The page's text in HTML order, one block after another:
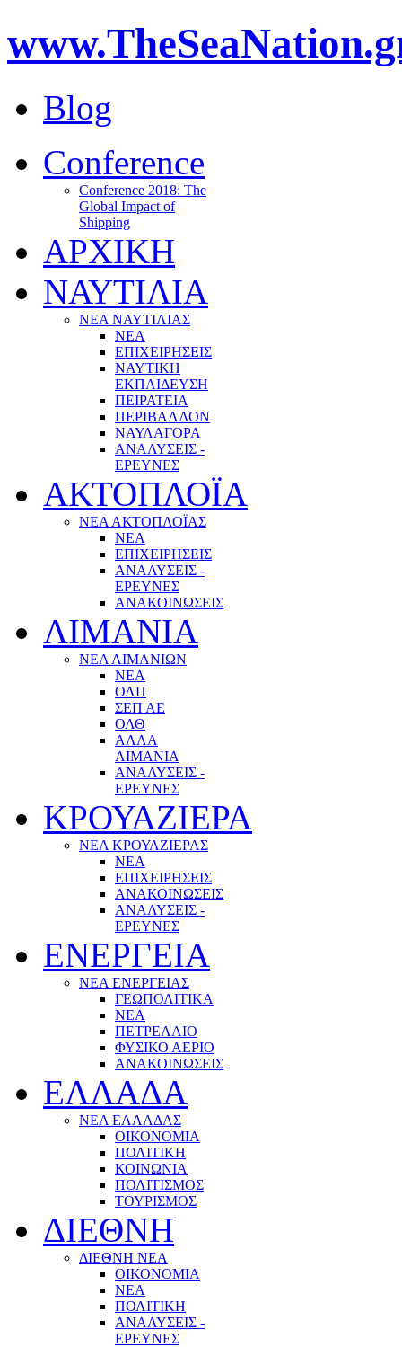
Blog
Conference
Conference 2018: The
Global Impact of
Shipping
ΑΡΧΙΚΗ
ΝΑΥΤΙΛΙΑ
ΝΕΑ ΝΑΥΤΙΛΙΑΣ
ΝΕΑ
ΕΠΙΧΕΙΡΗΣΕΙΣ
ΝΑΥΤΙΚΗ
ΕΚΠΑΙΔΕΥΣΗ
ΠΕΙΡΑΤΕΙΑ
ΠΕΡΙΒΑΛΛΟΝ
ΝΑΥΛΑΓΟΡΑ
ΑΝΑΛΥΣΕΙΣ -
ΕΡΕΥΝΕΣ
ΑΚΤΟΠΛΟΪΑ
ΝΕΑ ΑΚΤΟΠΛΟΪΑΣ
ΝΕΑ
ΕΠΙΧΕΙΡΗΣΕΙΣ
ΑΝΑΛΥΣΕΙΣ -
ΕΡΕΥΝΕΣ
ΑΝΑΚΟΙΝΩΣΕΙΣ
ΛΙΜΑΝΙΑ
ΝΕΑ ΛΙΜΑΝΙΩΝ
ΝΕΑ
ΟΛΠ
ΣΕΠ ΑΕ
ΟΛΘ
ΑΛΛΑ
ΛΙΜΑΝΙΑ
ΑΝΑΛΥΣΕΙΣ -
ΕΡΕΥΝΕΣ
ΚΡΟΥΑΖΙΕΡΑ
ΝΕΑ ΚΡΟΥΑΖΙΕΡΑΣ
NEA
ΕΠΙΧΕΙΡΗΣΕΙΣ
ΑΝΑΚΟΙΝΩΣΕΙΣ
ΑΝΑΛΥΣΕΙΣ -
ΕΡΕΥΝΕΣ
ΕΝΕΡΓΕΙΑ
ΝΕΑ ΕΝΕΡΓΕΙΑΣ
ΓΕΩΠΟΛΙΤΙΚΑ
ΝΕΑ
ΠΕΤΡΕΛΑΙΟ
ΦΥΣΙΚΟ ΑΕΡΙΟ
ΑΝΑΚΟΙΝΩΣΕΙΣ
ΕΛΛΑΔΑ
ΝΕΑ ΕΛΛΑΔΑΣ
ΟΙΚΟΝΟΜΙΑ
ΠΟΛΙΤΙΚΗ
ΚΟΙΝΩΝΙΑ
ΠΟΛΙΤΙΣΜΟΣ
ΤΟΥΡΙΣΜΟΣ
ΔΙΕΘΝΗ
ΔΙΕΘΝΗ ΝΕΑ
ΟΙΚΟΝΟΜΙΑ
ΝΕΑ
ΠΟΛΙΤΙΚΗ
ΑΝΑΛΥΣΕΙΣ -
ΕΡΕΥΝΕΣ